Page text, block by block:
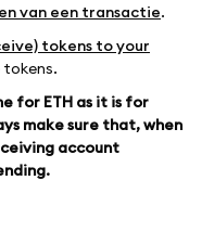
van een transactie.
tokens to your
for ETH as it is for
make sure that, when
account